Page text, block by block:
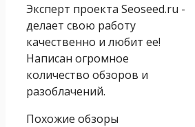
Эксперт проекта Seoseed.ru -
делает свою работу
качественно и любит ее!
Написан огромное
количество обзоров и
разоблачений.
Похожие обзоры